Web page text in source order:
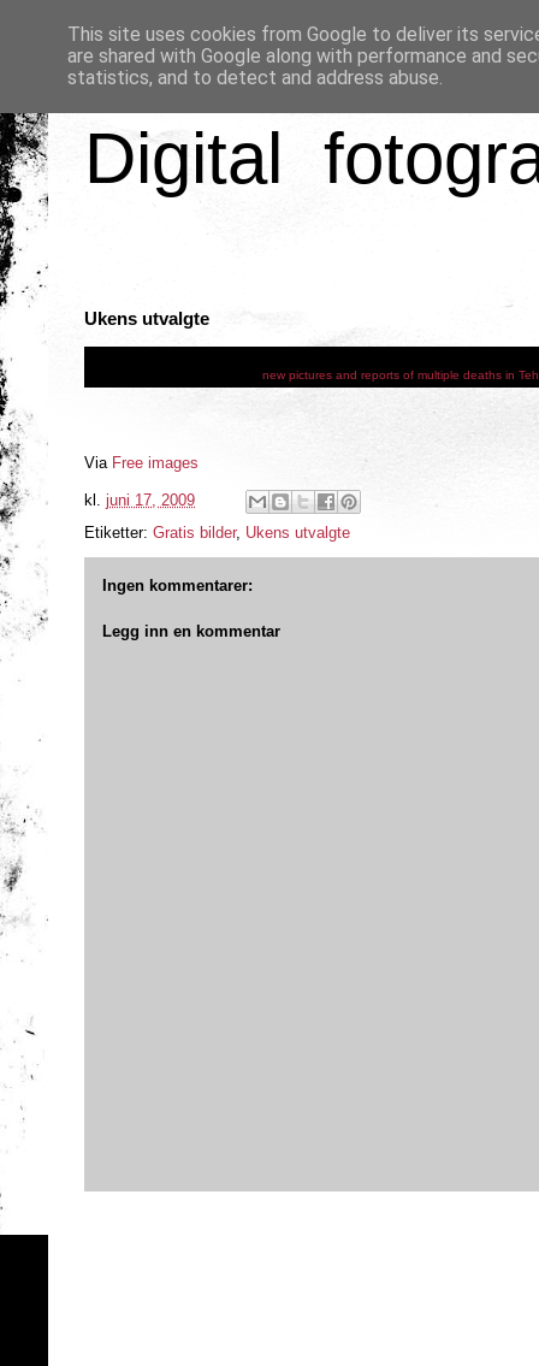
Digital
Ukens utvalgte
new pictures and reports of multiple deaths in
Via Free images
kl. juni 17, 2009
Etiketter: Gratis bilder, Ukens utvalgte
Ingen kommentarer:
Legg inn en kommentar
This site uses cookies from Google to deliver its
are shared with Google along with performance and
statistics, and to detect and address abuse.